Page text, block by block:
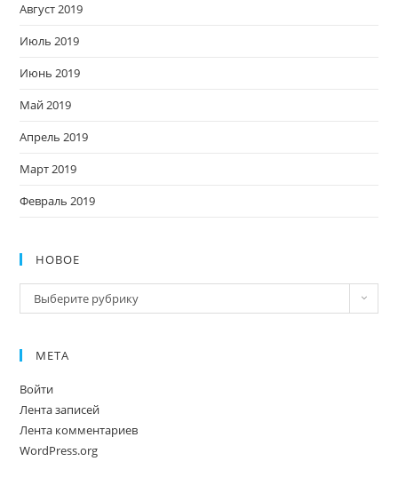
Август 2019
Июль 2019
Июнь 2019
Май 2019
Апрель 2019
Март 2019
Февраль 2019
НОВОЕ
Новое
Выберите рубрику
МЕТА
Войти
Лента записей
Лента комментариев
WordPress.org